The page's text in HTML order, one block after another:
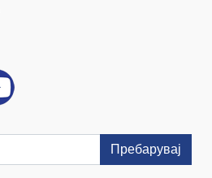
Пребарувај